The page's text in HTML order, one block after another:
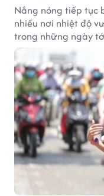
Nắng nóng tiếp tục
nhiều nơi nhiệt độ
trong những ngày